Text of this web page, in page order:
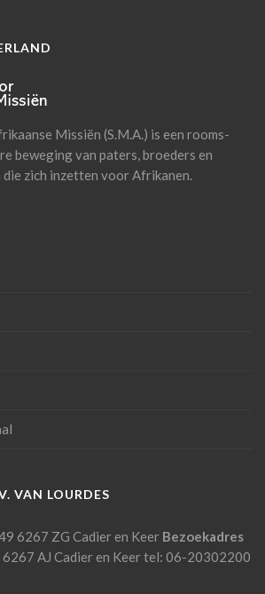
Missiën (S.M.A.) is een rooms-
beweging van paters, broeders en
zich inzetten voor Afrikanen.
VAN LOURDES
6267 ZG Cadier en Keer Bezoekadres
6267 AJ Cadier en Keertel: 06-20302200